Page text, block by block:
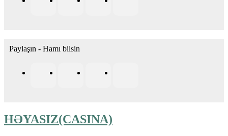
Paylaşın - Hamı bilsin
HƏYASIZ(CASINA)